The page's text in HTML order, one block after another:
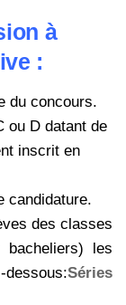
à
:
du concours.
ou D datant de
inscrit en
candidature.
des classes
les
dessous:Séries